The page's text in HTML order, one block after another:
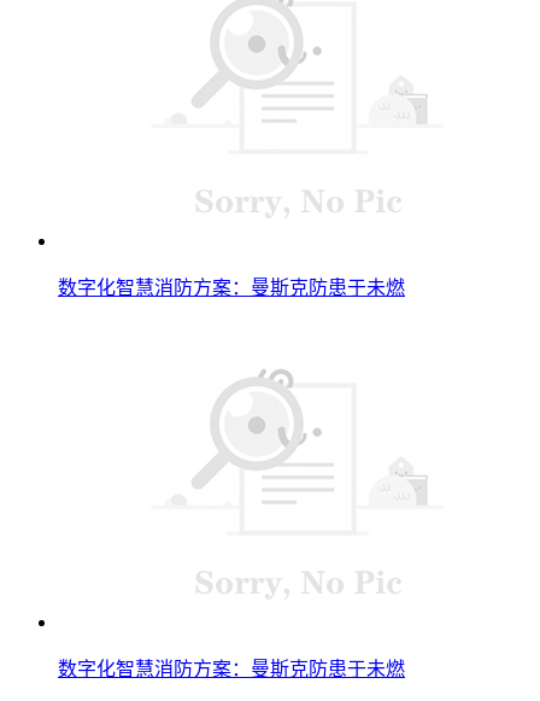
数字化智慧消防方案：曼斯克防患于未燃
数字化智慧消防方案：曼斯克防患于未燃